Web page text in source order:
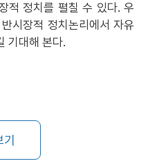
적 정치를 펼칠 수 있다. 우
시장적 정치논리에서 자유
기대해 본다.
기